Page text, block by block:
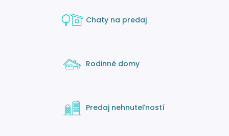
Chaty na predaj
Rodinné domy
Predaj nehnuteľností